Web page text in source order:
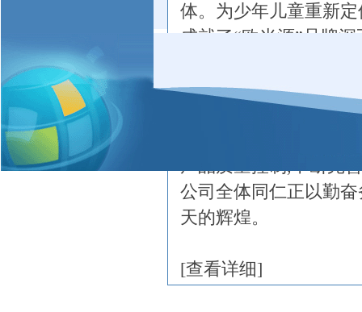
体。为少年儿童重新
成就了“欧米源”品牌
是销售出来的产品为
精的制作工艺。我们
产品质量控制,不断完
公司全体同仁正以勤
天的辉煌。
[查看详细]